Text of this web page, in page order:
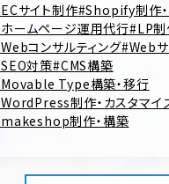
ECサイト制作 Shopify制作
ホームページ運用代行 LP
Webコンサルティング Web
SEO対策 CMS構築
Movable Type構築・移行
WordPress制作・カスタマイ
makeshop制作・構築